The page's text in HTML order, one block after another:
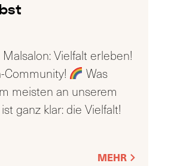
Vielfalt erleben!
Community!
Was
meisten an unserem
ganz klar: die Vielfalt!
MEHR